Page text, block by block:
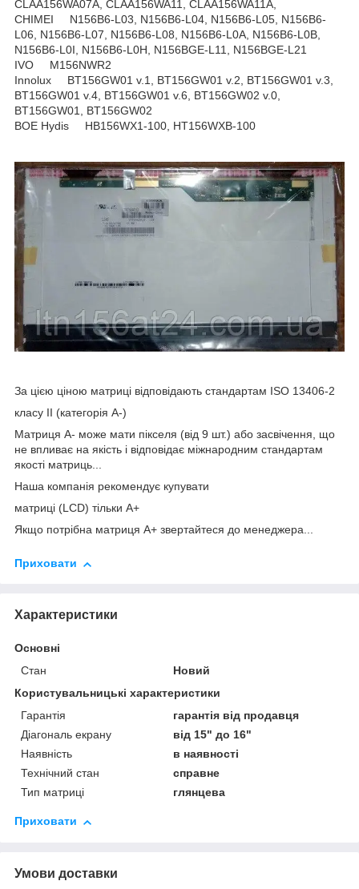
CLAA156WA07A, CLAA156WA11, CLAA156WA11A,
CHIMEI N156B6-L03, N156B6-L04, N156B6-L05, N156B6-
L06, N156B6-L07, N156B6-L08, N156B6-L0A, N156B6-L0B,
N156B6-L0I, N156B6-L0H, N156BGE-L11, N156BGE-L21
IVO M156NWR2
Innolux BT156GW01 v.1, BT156GW01 v.2, BT156GW01 v.3,
BT156GW01 v.4, BT156GW01 v.6, BT156GW02 v.0,
BT156GW01, BT156GW02
BOE Hydis HB156WX1-100, HT156WXB-100
За цією ціною матриці відповідають стандартам ISO 13406-2
класу II (категорія А-)
Матриця А- може мати пікселя (від 9 шт.) або засвічення, що
не впливає на якість і відповідає міжнародним стандартам
якості матриць...
Наша компанія рекомендує купувати
матриці (LCD) тільки А+
Якщо потрібна матриця А+ звертайтеся до менеджера...
Приховати
Характеристики
Основні
Стан
Новий
Користувальницькі характеристики
Гарантія
гарантія від продавця
Діагональ екрану
від 15" до 16"
Наявність
в наявності
Технічний стан
справне
Тип матриці
глянцева
Приховати
Умови доставки